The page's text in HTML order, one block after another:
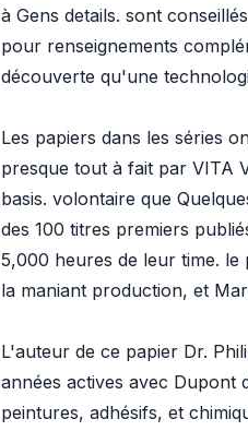
à Gens details. sont
pour renseignements
découverte qu'une
Les papiers dans les séries
presque tout à fait par VITA
basis. volontaire que
des 100 titres premiers
5,000 heures de leur time.
la maniant production, et
L'auteur de ce papier Dr.
années actives avec Dupont
peintures, adhésifs, et